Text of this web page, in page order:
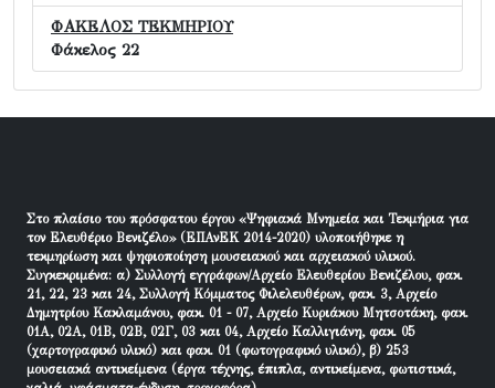
ΦΑΚΕΛΟΣ ΤΕΚΜΗΡΙΟΥ
Φάκελος 22
Στο πλαίσιο του πρόσφατου έργου «Ψηφιακά Μνημεία και Τεκμήρια για
τον Ελευθέριο Βενιζέλο» (ΕΠΑνΕΚ 2014-2020) υλοποιήθηκε η
τεκμηρίωση και ψηφιοποίηση μουσειακού και αρχειακού υλικού.
Συγκεκριμένα: α) Συλλογή εγγράφων/Αρχείο Ελευθερίου Βενιζέλου, φακ.
21, 22, 23 και 24, Συλλογή Κόμματος Φιλελευθέρων, φακ. 3, Αρχείο
Δημητρίου Κακλαμάνου, φακ. 01 - 07, Αρχείο Κυριάκου Μητσοτάκη, φακ.
01Α, 02Α, 01Β, 02Β, 02Γ, 03 και 04, Αρχείο Καλλιγιάνη, φακ. 05
(χαρτογραφικό υλικό) και φακ. 01 (φωτογραφικό υλικό), β) 253
μουσειακά αντικείμενα (έργα τέχνης, έπιπλα, αντικείμενα, φωτιστικά,